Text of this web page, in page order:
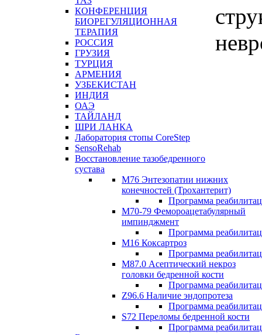
КОНФЕРЕНЦИЯ
БИОРЕГУЛЯЦИОННАЯ
ТЕРАПИЯ
РОССИЯ
ГРУЗИЯ
ТУРЦИЯ
АРМЕНИЯ
УЗБЕКИСТАН
ИНДИЯ
ОАЭ
ТАЙЛАНД
ШРИ ЛАНКА
Лаборатория стопы CoreStep
SensoRehab
Восстановление тазобедренного
сустава
М76 Энтезопатии нижних
конечностей (Трохантерит)
Программа
М70-79 Фемороацетабулярный
импинджмент
Программа
M16 Коксартроз
Программа
М87.0 Асептический некроз
головки бедренной кости
Программа
Z96.6 Наличие эндопротеза
Программа
S72 Переломы бедренной кости
Программа